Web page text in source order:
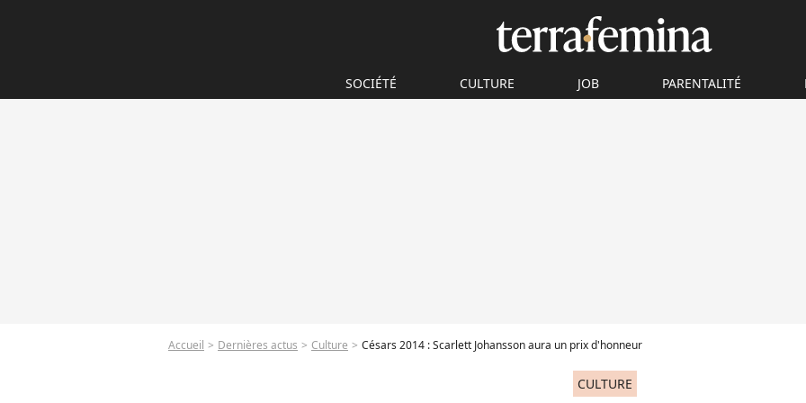
SOCIÉTÉ CULTURE JOB PARENTALITÉ
Accueil Dernières actus Culture Césars 2014 : Scarlett Johansson aura un prix d'honneur
CULTURE